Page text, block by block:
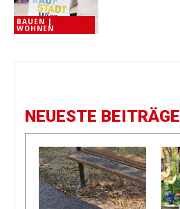
BAUEN |
WOHNEN
NEUESTE BEITRÄGE